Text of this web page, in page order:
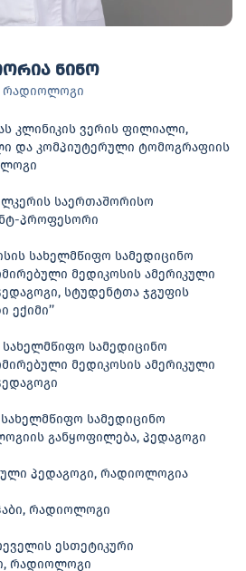
ნინო
რადიოლოგი
კლინიკის ვერის ფილიალი,
და კომპიუტერული ტომოგრაფიის
საერთაშორისო
პროფესორი
სახელმწიფო სამედიცინო
მედიკოსის ამერიკული
სტუდენტთა ჯგუფის
სახელმწიფო სამედიცინო
მედიკოსის ამერიკული
სახელმწიფო სამედიცინო
განყოფილება, პედაგოგი
პედაგოგი, რადიოლოგია
რადიოლოგი
ესთეტიკური
რადიოლოგი